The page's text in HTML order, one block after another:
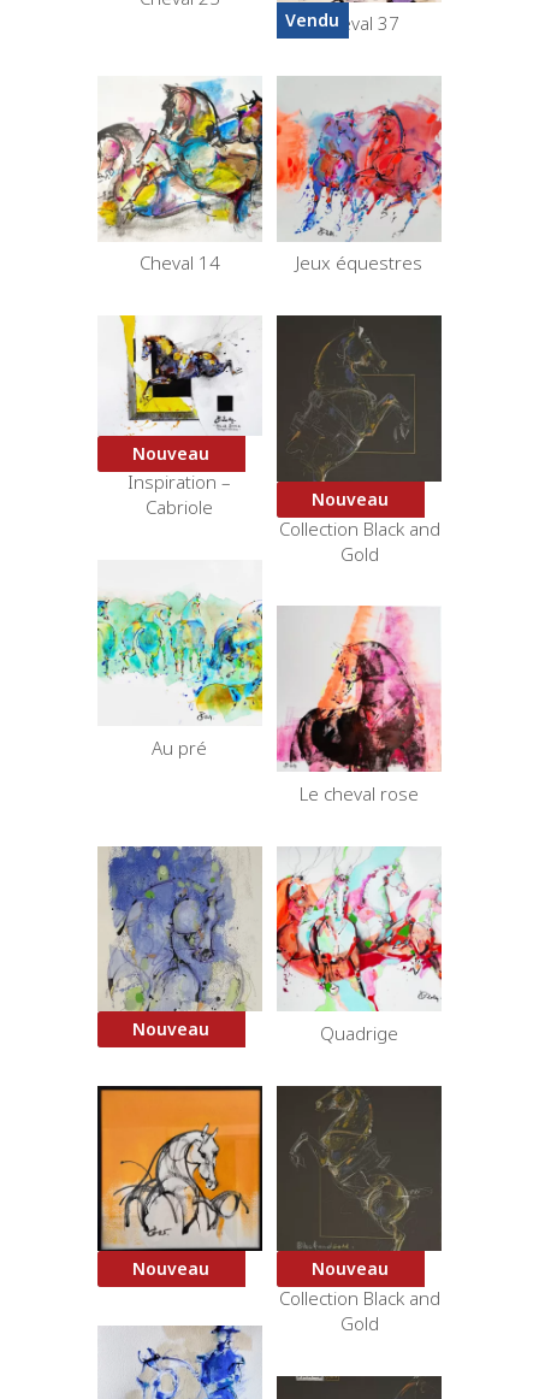
VenduCheval 37
Cheval 14 Jeux équestres
Nouveau
Black Frame
Inspiration –
Cabriole
Nouveau
Courbette 2 –
Collection Black and
Gold
Au pré
Le cheval rose
Nouveau
Cheval Bleu 1 Quadrige
Nouveau
Jaune Nouveau
Courbette 1 –
Collection Black and
Gold